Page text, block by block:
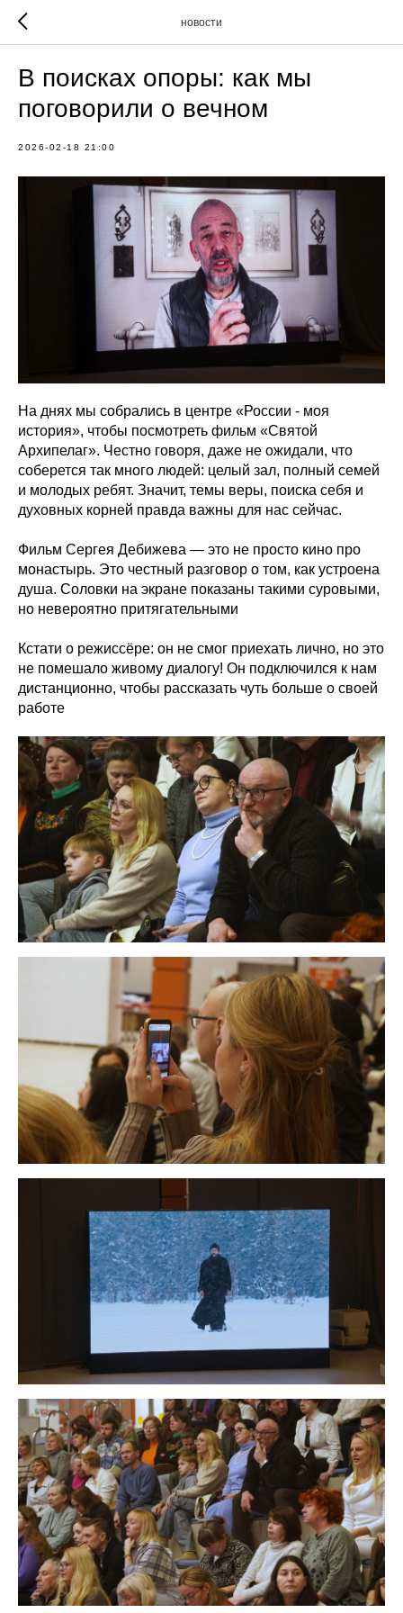
новости
В поисках опоры: как мы
поговорили о вечном
2026-02-18 21:00
На днях мы собрались в центре «России - моя
история», чтобы посмотреть фильм «Святой
Архипелаг». Честно говоря, даже не ожидали, что
соберется так много людей: целый зал, полный семей
и молодых ребят. Значит, темы веры, поиска себя и
духовных корней правда важны для нас сейчас.
Фильм Сергея Дебижева — это не просто кино про
монастырь. Это честный разговор о том, как устроена
душа. Соловки на экране показаны такими суровыми,
но невероятно притягательными
Кстати о режиссёре: он не смог приехать лично, но это
не помешало живому диалогу! Он подключился к нам
дистанционно, чтобы рассказать чуть больше о своей
работе